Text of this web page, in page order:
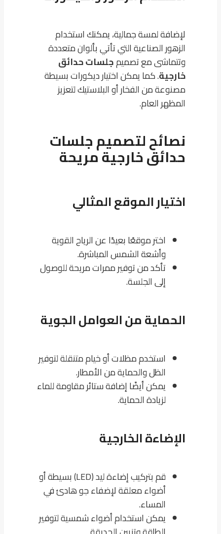
لإضافة لمسة جمالية، يمكنك استخدام
الزهور الصناعية التي تأتي بألوان متعددة
وتتماشى مع تصميمجلسات حدائق
خارجية. كما يمكن اختيار ديكورات بسيطة
مصنوعة من الفخار أو البلاستيك لتعزيز
المظهر العام.
نصائح لتصميم جلسات
حدائق خارجية مريحة
اختيار الموقع المثالي
اختر موقعًا بعيدًا عن الرياح القوية
وأشعة الشمس المباشرة.
تأكد من توفير ممرات مريحة للوصول
إلى الجلسة.
الحماية من العوامل الجوية
استخدم مظلات أو خيام متنقلة لتوفير
الظل والحماية من الأمطار.
يمكن أيضًا إضافة ستائر مقاومة للماء
لزيادة الحماية.
الإضاءة الخارجية
قم بتركيب إضاءة ليد (LED) بسيطة أو
أضواء معلقة لإضفاء جو هادئ في
المساء.
يمكن استخدام أضواء شمسية لتوفير